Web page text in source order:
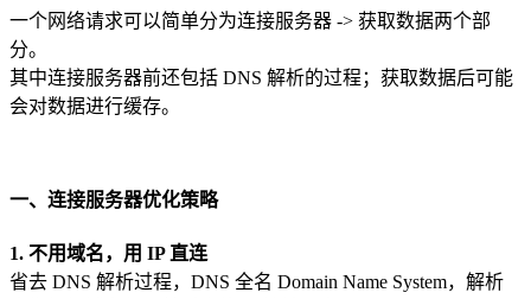
一个网络请求可以简单分为连接服务器 -> 获取数据两个部
分。
其中连接服务器前还包括 DNS 解析的过程；获取数据后可能
会对数据进行缓存。
一、连接服务器优化策略
1. 不用域名，用 IP 直连
省去 DNS 解析过程，DNS 全名 Domain Name System，解析